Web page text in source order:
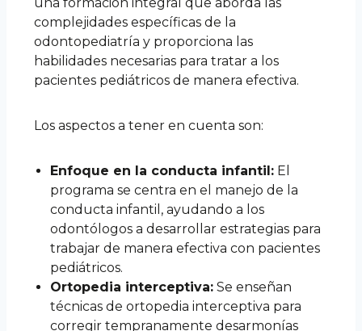
complejidades específicas de la
odontopediatría y proporciona las
habilidades necesarias para tratar a los
pacientes pediátricos de manera efectiva.
Los aspectos a tener en cuenta son:
Enfoque en la conducta infantil: El
programa se centra en el manejo de la
conducta infantil, ayudando a los
odontólogos a desarrollar estrategias para
trabajar de manera efectiva con pacientes
pediátricos.
Ortopedia interceptiva: Se enseñan
técnicas de ortopedia interceptiva para
corregir tempranamente desarmonías